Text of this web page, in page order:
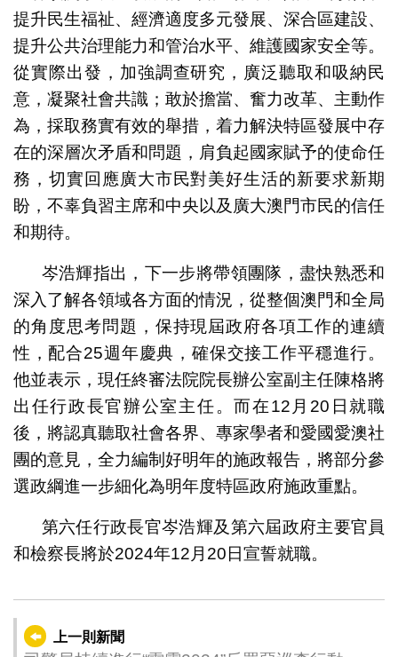
提升民生福祉、經濟適度多元發展、深合區建設、
提升公共治理能力和管治水平、維護國家安全等。
從實際出發，加強調查研究，廣泛聽取和吸納民
意，凝聚社會共識；敢於擔當、奮力改革、主動作
為，採取務實有效的舉措，着力解決特區發展中存
在的深層次矛盾和問題，肩負起國家賦予的使命任
務，切實回應廣大市民對美好生活的新要求新期
盼，不辜負習主席和中央以及廣大澳門市民的信任
和期待。
岑浩輝指出，下一步將帶領團隊，盡快熟悉和
深入了解各領域各方面的情況，從整個澳門和全局
的角度思考問題，保持現屆政府各項工作的連續
性，配合25週年慶典，確保交接工作平穩進行。
他並表示，現任終審法院院長辦公室副主任陳格將
出任行政長官辦公室主任。而在12月20日就職
後，將認真聽取社會各界、專家學者和愛國愛澳社
團的意見，全力編制好明年的施政報告，將部分參
選政綱進一步細化為明年度特區政府施政重點。
第六任行政長官岑浩輝及第六屆政府主要官員
和檢察長將於2024年12月20日宣誓就職。
上一則新聞